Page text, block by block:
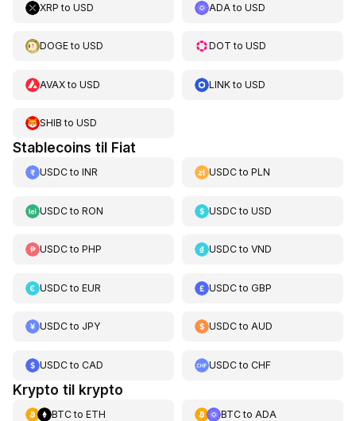
XRP to USD ADA toUSD
DOGEto USD DOT toUSD
AVAXto USD LINKtoUSD
SHIB to USD
Stablecoins til Fiat
USDCto INR USDCtoPLN
USDCto RON USDCtoUSD
USDCto PHP USDCtoVND
USDCto EUR USDCtoGBP
USDCto JPY USDCtoAUD
USDCto CAD USDCtoCHF
Krypto til krypto
BTCto ETH BTCto ADA